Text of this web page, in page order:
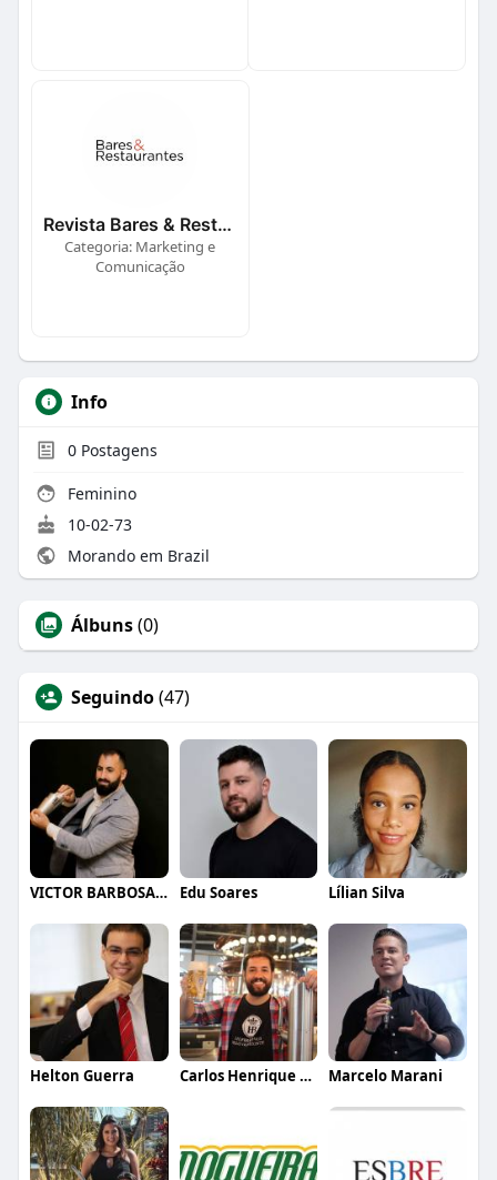
Revista Bares & Restaurantes
Categoria: Marketing e
Comunicação
Info
0Postagens
Feminino
10-02-73
Morando em Brazil
Álbuns(0)
Seguindo(47)
VICTOR BARBOSA QUARANTA Edu Soares Lílian Silva
Helton Guerra Carlos Henrique de Faria Vasconcelos Marcelo Marani